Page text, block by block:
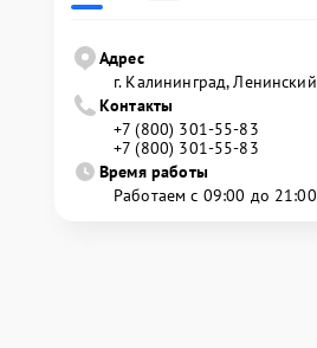
Адрес
г. Калининград,
Контакты
+7 (800) 301-55-83
+7 (800) 301-55-83
Время работы
Работаем с 09:00 до 21:00